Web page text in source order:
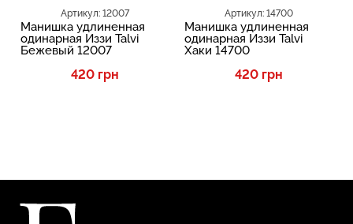
Артикул: 12007
Манишка удлиненная
одинарная Иззи Talvi
Бежевый 12007
420 грн
Артикул: 14700
Манишка удлиненная
одинарная Иззи Talvi
Хаки 14700
420 грн